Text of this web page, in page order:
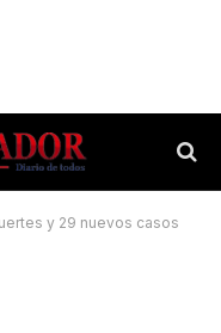
y 29 nuevos casos